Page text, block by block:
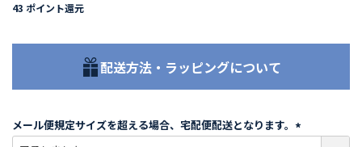
43 ポイント還元
配送方法・ラッピングについて
メール便規定サイズを超える場合、宅配便配送となります。